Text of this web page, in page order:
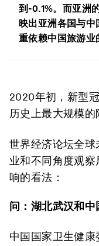
到-0.1%。而亚洲
映出亚洲各国与
重依赖中国旅游业
2020年初，新型
历史上最大规模的
世界经济论坛全
业和不同角度观
响的看法：
问：湖北武汉和中
中国国家卫生健